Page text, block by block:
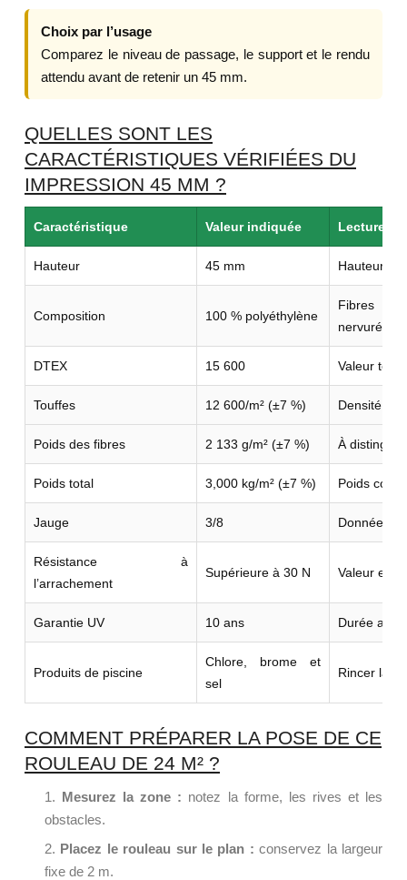
Choix par l’usage
Comparez le niveau de passage, le support et le rendu
attendu avant de retenir un 45 mm.
QUELLES SONT LES
CARACTÉRISTIQUES VÉRIFIÉES DU
IMPRESSION 45 MM ?
Caractéristique Valeur indiquée Lecture
Hauteur 45 mm Hauteur de
Composition 100 % polyéthylène
Fibres
nervurée.
DTEX 15 600 Valeur
Touffes 12 600/m² (±7 %) Densité de
Poids des fibres 2 133 g/m² (±7 %) À
Poids total 3,000 kg/m² (±7 %) Poids
Jauge 3/8 Donnée de
Résistance à
l’arrachement
Supérieure à 30 N Valeur
Garantie UV 10 ans Durée
Produits de piscine
Chlore, brome et
sel
Rincer la
COMMENT PRÉPARER LA POSE DE CE
ROULEAU DE 24 M² ?
Mesurez la zone : notez la forme, les rives et les
obstacles.
Placez le rouleau sur le plan : conservez la largeur
fixe de 2 m.